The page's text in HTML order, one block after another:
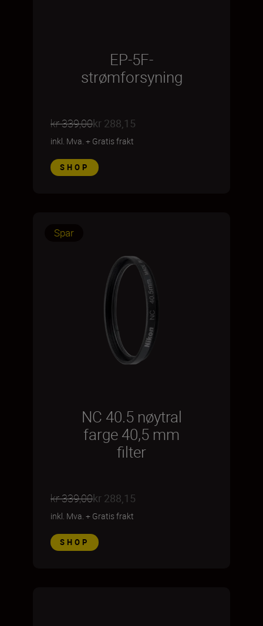
EP-5F-
strømforsyning
kr 339,00kr 288,15
inkl. Mva. + Gratis frakt
SHOP
Spar
NC 40.5 nøytral
farge 40,5 mm
filter
kr 339,00kr 288,15
inkl. Mva. + Gratis frakt
SHOP